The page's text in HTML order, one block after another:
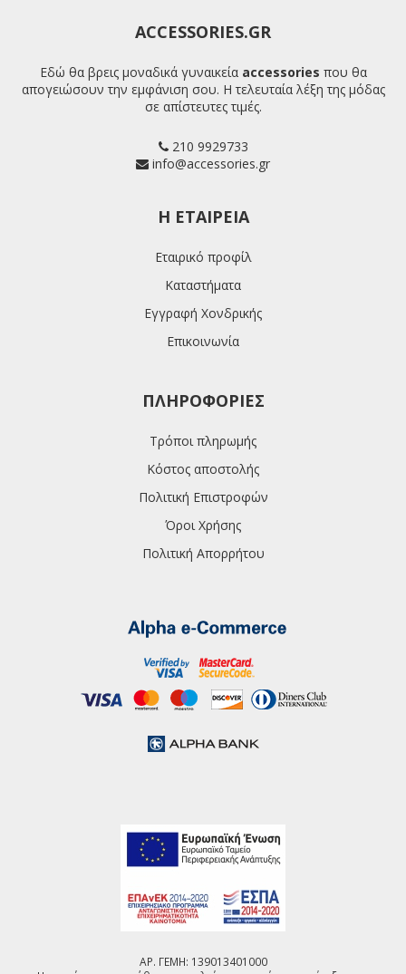
ACCESSORIES.GR
Εδώ θα βρεις μοναδικά γυναικεία accessories που θα
απογειώσουν την εμφάνιση σου. Η τελευταία λέξη της μόδας
σε απίστευτες τιμές.
210 9929733
info@accessories.gr
H ΕΤΑΙΡΕΊΑ
Εταιρικό προφίλ
Καταστήματα
Εγγραφή Χονδρικής
Επικοινωνία
ΠΛΗΡΟΦΟΡΊΕΣ
Τρόποι πληρωμής
Κόστος αποστολής
Πολιτική Επιστροφών
Όροι Χρήσης
Πολιτική Απορρήτου
ΑΡ. ΓΕΜΗ: 139013401000